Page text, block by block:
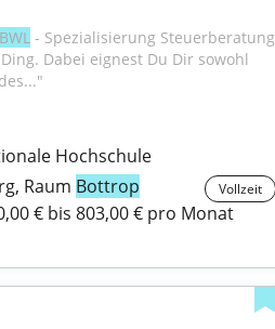
BWL - Spezialisierung Steuerberatung
Dabei eignest Du Dir sowohl
Hochschule
Raum Bottrop Vollzeit
€ bis 803,00 € pro Monat